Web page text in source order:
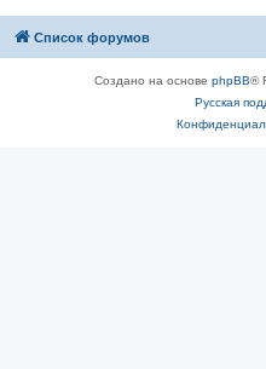
Список форумов
Создано на основе phpBB®
Русская